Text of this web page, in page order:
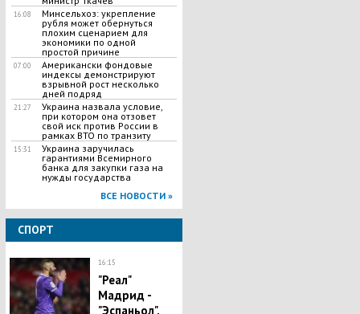
16:08
Минсельхоз: укрепление
рубля может обернуться
плохим сценарием для
экономики по одной
простой причине
07:00
Американски фондовые
индексы демонстрируют
взрывной рост несколько
дней подряд
21:27
Украина назвала условие,
при котором она отзовет
свой иск против России в
рамках ВТО по транзиту
15:31
Украина заручилась
гарантиями Всемирного
банка для закупки газа на
нужды государства
ВСЕ НОВОСТИ »
СПОРТ
16:15
"Реал"
Мадрид -
"Эспаньол".